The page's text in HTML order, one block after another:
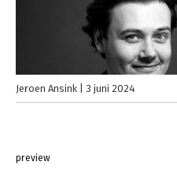
Jeroen Ansink 3 juni 2024
preview